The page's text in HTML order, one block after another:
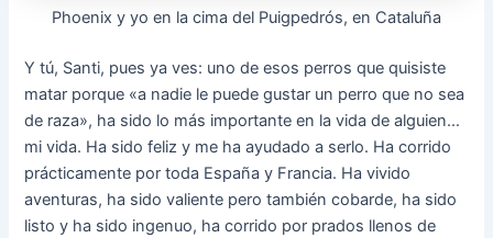
Phoenix y yo en la cima del Puigpedrós, en Cataluña
Y tú, Santi, pues ya ves: uno de esos perros que quisiste
matar porque «a nadie le puede gustar un perro que no sea
de raza», ha sido lo más importante en la vida de alguien…
mi vida. Ha sido feliz y me ha ayudado a serlo. Ha corrido
prácticamente por toda España y Francia. Ha vivido
aventuras, ha sido valiente pero también cobarde, ha sido
listo y ha sido ingenuo, ha corrido por prados llenos de